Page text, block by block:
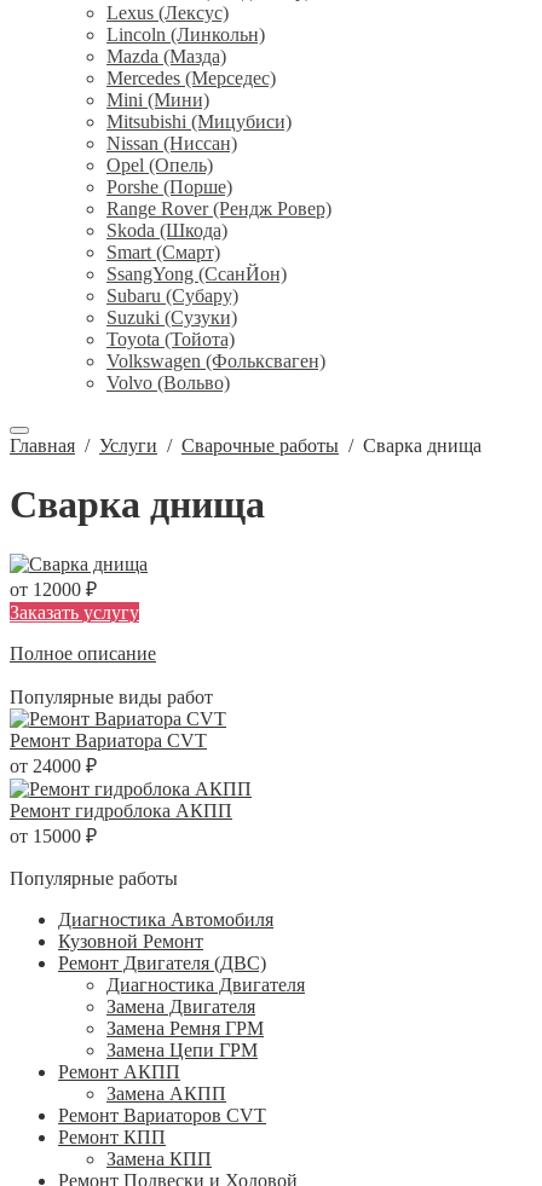
Lexus (Лексус)
Lincoln (Линкольн)
Mazda (Мазда)
Mercedes (Мерседес)
Mini (Мини)
Mitsubishi (Мицубиси)
Nissan (Ниссан)
Opel (Опель)
Porshe (Порше)
Range Rover (Рендж Ровер)
Skoda (Шкода)
Smart (Смарт)
SsangYong (СсанЙон)
Subaru (Субару)
Suzuki (Сузуки)
Toyota (Тойота)
Volkswagen (Фольксваген)
Volvo (Вольво)
Главная / Услуги / Сварочные работы / Сварка днища
Сварка днища
от 12000 ₽
Заказать услугу
Полное описание
Популярные виды работ
Ремонт Вариатора CVT
от 24000 ₽
Ремонт гидроблока АКПП
от 15000 ₽
Популярные работы
Диагностика Автомобиля
Кузовной Ремонт
Ремонт Двигателя (ДВС)
Диагностика Двигателя
Замена Двигателя
Замена Ремня ГРМ
Замена Цепи ГРМ
Ремонт АКПП
Замена АКПП
Ремонт Вариаторов CVT
Ремонт КПП
Замена КПП
Ремонт Подвески и Ходовой